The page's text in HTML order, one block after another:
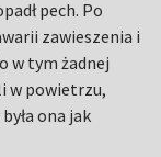
pech. Po
zawieszenia i
w tym żadnej
w powietrzu,
ona jak